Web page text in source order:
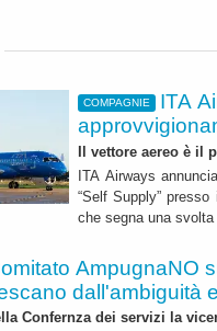
COMPAGNIE
ITA
Il vettore aereo è
ITA Airways
“Self Supply”
che segna una svolta
AmpugnaNO
dall'ambiguità
Confernza dei servizi la